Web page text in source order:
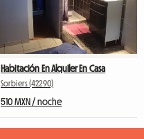
Habitación En Alquiler En Casa
Sorbiers (42290)
510 MXN / noche